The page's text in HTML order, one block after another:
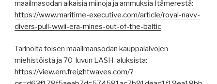
maailmasodan aikaisia miinoja ja ammuksia Itämerestä:
https://www.maritime-executive.com/article/royal-navy-
divers-pull-wwii-era-mines-out-of-the-baltic
Tarinoita toisen maailmansodan kauppalaivojen
miehistöistä ja 70-luvun LASH-aluksista:
https://view.em.freightwaves.com/?